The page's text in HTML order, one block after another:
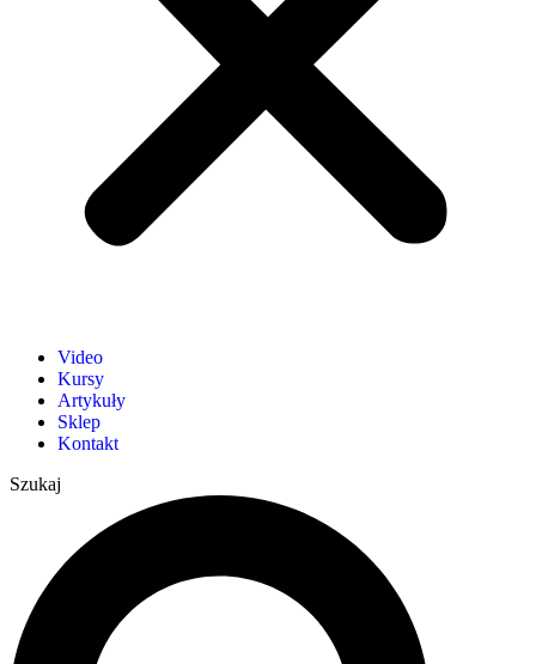
Video
Kursy
Artykuły
Sklep
Kontakt
Szukaj